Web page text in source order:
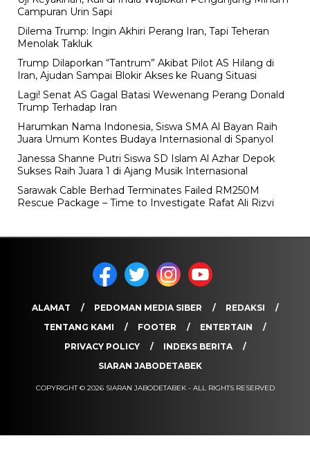
Campuran Urin Sapi
Dilema Trump: Ingin Akhiri Perang Iran, Tapi Teheran
Menolak Takluk
Trump Dilaporkan “Tantrum” Akibat Pilot AS Hilang di
Iran, Ajudan Sampai Blokir Akses ke Ruang Situasi
Lagi! Senat AS Gagal Batasi Wewenang Perang Donald
Trump Terhadap Iran
Harumkan Nama Indonesia, Siswa SMA Al Bayan Raih
Juara Umum Kontes Budaya Internasional di Spanyol
Janessa Shanne Putri Siswa SD Islam Al Azhar Depok
Sukses Raih Juara 1 di Ajang Musik Internasional
Sarawak Cable Berhad Terminates Failed RM250M
Rescue Package – Time to Investigate Rafat Ali Rizvi
ALAMAT PEDOMAN MEDIA SIBER
REDAKSI
TENTANG KAMI
FOOTER
ENTERTAIN
PRIVACY POLICY
INDEKS BERITA
SIARAN JABODETABEK
COPYRIGHT © 2026 SIARAN JABODETABEK - ALL RIGHTS RESERVED